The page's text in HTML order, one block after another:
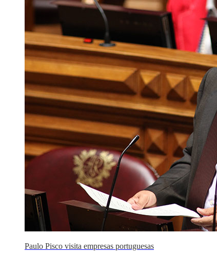
Paulo Pisco visita empresas portuguesas